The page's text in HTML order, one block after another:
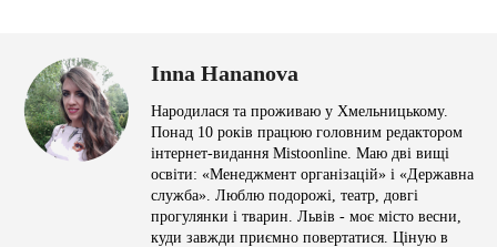
Inna Hananova
Народилася та проживаю у Хмельницькому.
Понад 10 років працюю головним редактором
інтернет-видання Mistoonline. Маю дві вищі
освіти: «Менеджмент організацій» і «Державна
служба». Люблю подорожі, театр, довгі
прогулянки і тварин. Львів - моє місто весни,
куди завжди приємно повертатися. Ціную в